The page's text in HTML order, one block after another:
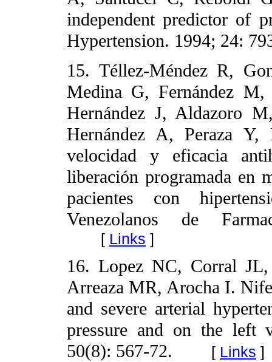
independent predictor of
Hypertension. 1994; 24:
15. Téllez-Méndez R,
Medina G, Fernández
Hernández J, Aldazoro
Hernández A, Peraza
velocidad y eficacia
liberación programada en
pacientes con
Venezolanos de
[ Links ]
16. Lopez NC, Corral
Arreaza MR, Arocha I.
and severe arterial
pressure and on the left
50(8): 567-72.
[ Links ]